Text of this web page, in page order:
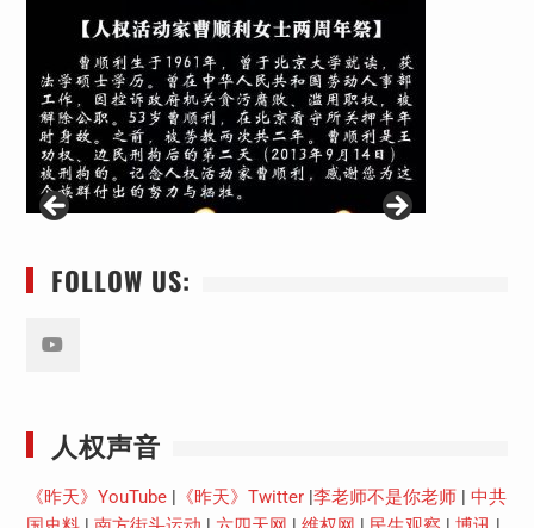
FOLLOW US:
人权声音
《昨天》YouTube| 《昨天》Twitter| 李老师不是你老师| 中共